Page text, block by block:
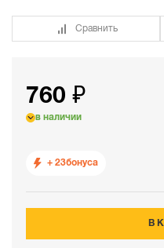
Сравнить
760 ₽
в наличии
+ 23бонуса
В